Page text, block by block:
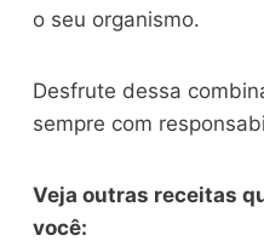
o seu organismo.
Desfrute dessa
sempre com
Veja outras receitas
você: